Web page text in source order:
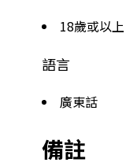
18歲或以上
語言
廣東話
備註